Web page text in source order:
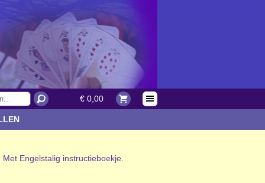
€ 0,00
Engelstalig instructieboekje.